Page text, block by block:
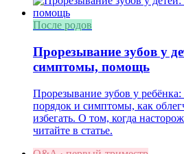
После родов
Прорезывание зубов у
симптомы, помощь
Прорезывание зубов у ребёнка:
порядок и симптомы, как
избегать. О том, когда
читайте в статье.